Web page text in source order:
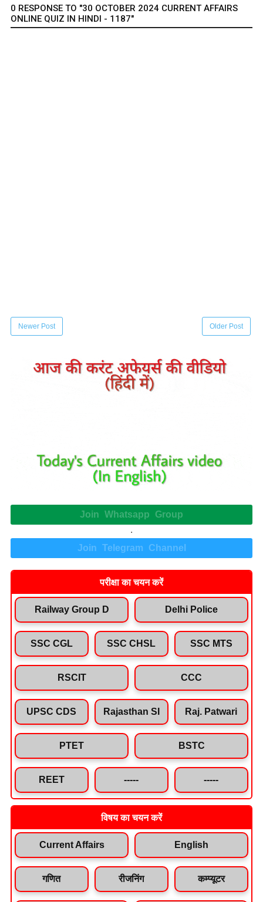
0 RESPONSE TO "30 OCTOBER 2024 CURRENT AFFAIRS
ONLINE QUIZ IN HINDI - 1187"
Newer Post Older Post
Join Whatsapp Group
.
Join Telegram Channel
परीक्षा का चयन करें
Railway Group D Delhi Police
SSC CGL SSC CHSL SSC MTS
RSCIT CCC
UPSC CDS Rajasthan SI Raj. Patwari
PTET BSTC
REET ----- -----
विषय का चयन करें
Current Affairs English
गणित रीजनिंग कम्प्यूटर